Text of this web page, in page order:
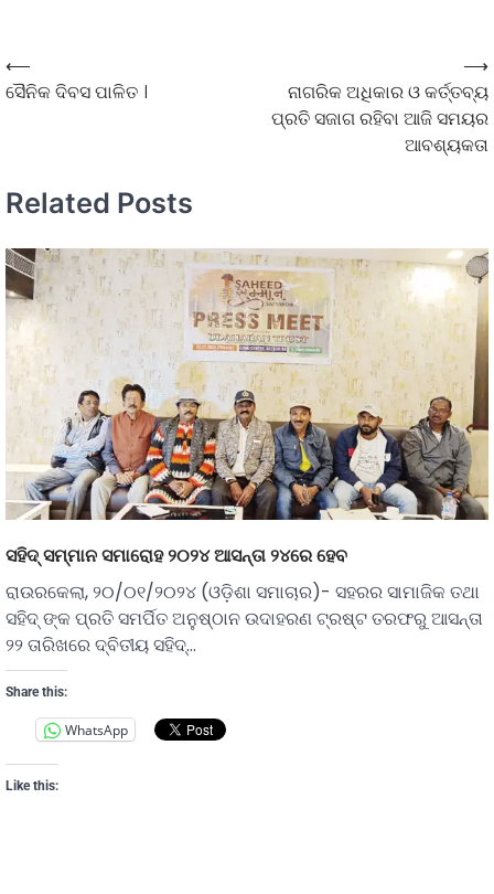
⟵
ସୈନିକ ଦିବସ ପାଳିତ ।
ନାଗରିକ ଅଧିକାର ଓ କର୍ତ୍ତବ୍ୟ
ପ୍ରତି ସଜାଗ ରହିବା ଆଜି ସମୟର
ଆବଶ୍ୟକତା
⟶
Related Posts
ସହିଦ୍ ସମ୍ମାନ ସମାରୋହ ୨୦୨୪ ଆସନ୍ତା ୨୪ରେ ହେବ
ରାଉରକେଲା, ୨୦/୦୧/୨୦୨୪ (ଓଡ଼ିଶା ସମାଚାର)- ସହରର ସାମାଜିକ ତଥା
ସହିଦ୍ ଙ୍କ ପ୍ରତି ସମର୍ପିତ ଅନୁଷ୍ଠାନ ଉଦାହରଣ ଟ୍ରଷ୍ଟ ତରଫରୁ ଆସନ୍ତା
୨୨ ତାରିଖରେ ଦ୍ବିତୀୟ ସହିଦ୍…
Share this:
WhatsApp
Like this: